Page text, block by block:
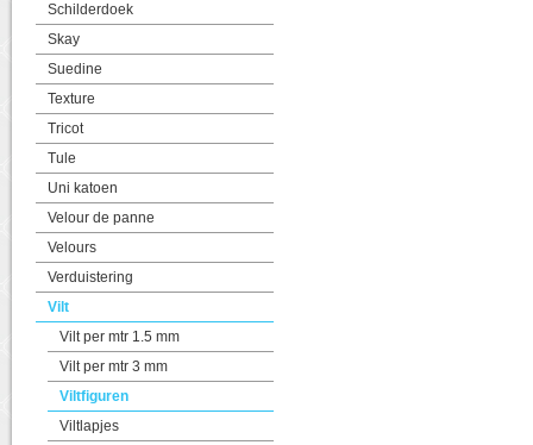
Schilderdoek
Skay
Suedine
Texture
Tricot
Tule
Uni katoen
Velour de panne
Velours
Verduistering
Vilt
Vilt per mtr 1.5 mm
Vilt per mtr 3 mm
Viltfiguren
Viltlapjes